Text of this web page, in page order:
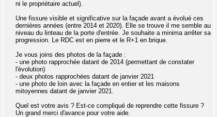
ni le propriétaire actuel).
Une fissure visible et significative sur la façade avant a évolué ces
dernières années (entre 2014 et 2020). Elle se trouve il me semble au
niveau du linteau de la porte d'entrée. Je souhaite a minima arrêter sa
progression. Le RDC est en pierre et le R+1 en brique.
Je vous joins des photos de la façade :
- une photo rapprochée datant de 2014 (permettant de constater
l'évolution)
- deux photos rapprochées datant de janvier 2021
- une photo de loin avec la façade en entier et les maisons
mitoyennes datant de janvier 2021.
Quel est votre avis ? Est-ce compliqué de reprendre cette fissure ?
Un grand merci d'avance pour votre aide.